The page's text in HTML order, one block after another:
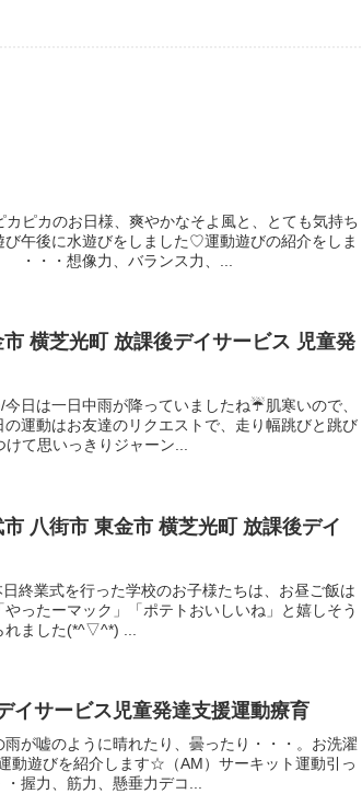
ピカのお日様、爽やかなそよ風と、とても気持ち
午後に水遊びをしました♡運動遊びの紹介をしま
想像力、バランス力、...
横芝光町 放課後デイサービス 児童発
日は一日中雨が降っていましたね☔肌寒いので、
運動はお友達のリクエストで、走り幅跳びと跳び
て思いっきりジャーン...
八街市 東金市 横芝光町 放課後デイ
終業式を行った学校のお子様たちは、お昼ご飯は
ったーマック」「ポテトおいしいね」と嬉しそう
れました(*^▽^*) ...
イサービス児童発達支援運動療育
が嘘のように晴れたり、曇ったり・・・。お洗濯
遊びを紹介します☆（AM）サーキット運動引っ
、筋力、懸垂力デコ...